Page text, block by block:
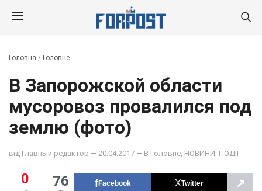
Головна / Головне
В Запорожской области
мусоровоз провалился под
землю (фото)
від Главный редактор — 20.04.2017 — В Головне НОВИНИ ПОДІЇ
0 76 Facebook Twitter ↗